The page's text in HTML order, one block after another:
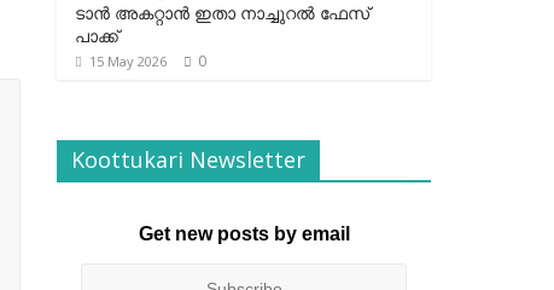
ടാന്‍ അകറ്റാന്‍ ഇതാ നാച്ചുറല്‍ ഫേസ്
പാക്ക്
15 May 2026 0
Koottukari Newsletter
Get new posts by email